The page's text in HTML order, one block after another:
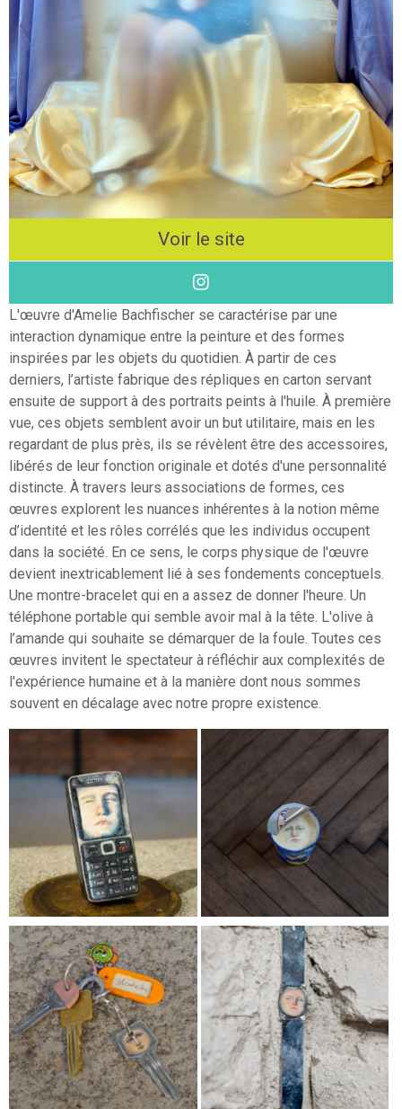
Voir le site
L'œuvre d'Amelie Bachfischer se caractérise par une
interaction dynamique entre la peinture et des formes
inspirées par les objets du quotidien. À partir de ces
derniers, l’artiste fabrique des répliques en carton servant
ensuite de support à des portraits peints à l'huile. À première
vue, ces objets semblent avoir un but utilitaire, mais en les
regardant de plus près, ils se révèlent être des accessoires,
libérés de leur fonction originale et dotés d'une personnalité
distincte. À travers leurs associations de formes, ces
œuvres explorent les nuances inhérentes à la notion même
d’identité et les rôles corrélés que les individus occupent
dans la société. En ce sens, le corps physique de l'œuvre
devient inextricablement lié à ses fondements conceptuels.
Une montre-bracelet qui en a assez de donner l'heure. Un
téléphone portable qui semble avoir mal à la tête. L'olive à
l’amande qui souhaite se démarquer de la foule. Toutes ces
œuvres invitent le spectateur à réfléchir aux complexités de
l'expérience humaine et à la manière dont nous sommes
souvent en décalage avec notre propre existence.